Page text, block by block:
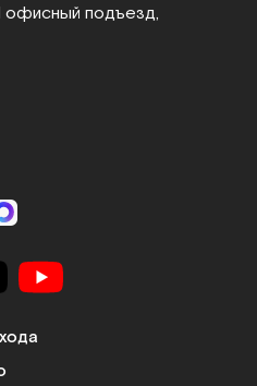
офисный подъезд,